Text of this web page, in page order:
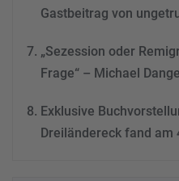
Gastbeitrag von
„Sezession oder
Frage“ – Michael
Exklusive
Dreiländereck fand am